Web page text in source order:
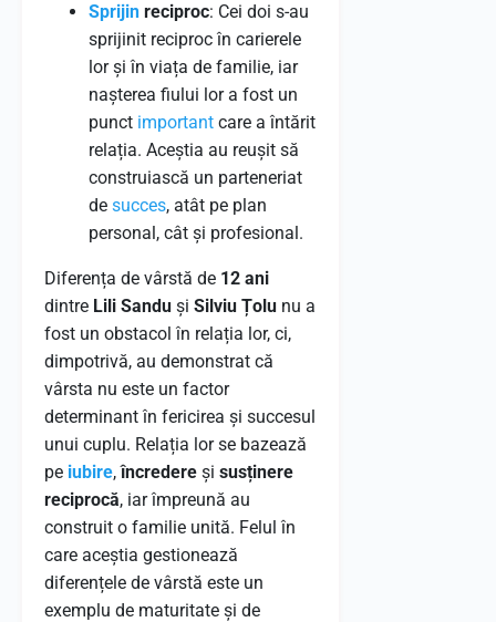
Sprijin reciproc: Cei doi s-au
sprijinit reciproc în carierele
lor și în viața de familie, iar
nașterea fiului lor a fost un
punct important care a întărit
relația. Aceștia au reușit să
construiască un parteneriat
de succes, atât pe plan
personal, cât și profesional.
Diferența de vârstă de 12 ani
dintre Lili Sandu și Silviu Țolu nu a
fost un obstacol în relația lor, ci,
dimpotrivă, au demonstrat că
vârsta nu este un factor
determinant în fericirea și succesul
unui cuplu. Relația lor se bazează
pe iubire,încredere și susținere
reciprocă, iar împreună au
construit o familie unită. Felul în
care aceștia gestionează
diferențele de vârstă este un
exemplu de maturitate și de